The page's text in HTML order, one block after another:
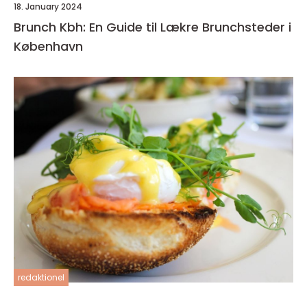
18. January 2024
Brunch Kbh: En Guide til Lækre Brunchsteder i
København
redaktionel